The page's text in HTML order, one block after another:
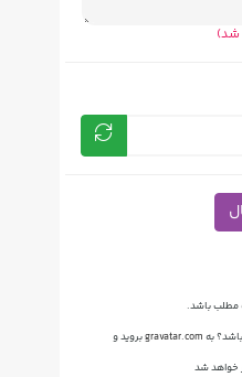
شد)
مطلب باشد.
به gravatar.comبروید و
خواهد شد